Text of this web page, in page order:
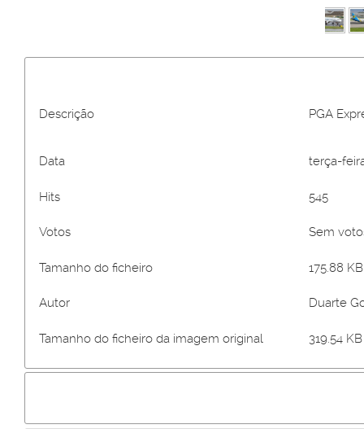
Descrição PGA
Data terça-
Hits 545
Votos Sem
Tamanho do ficheiro 175.88
Autor Duarte
Tamanho do ficheiro da imagem original 319.54